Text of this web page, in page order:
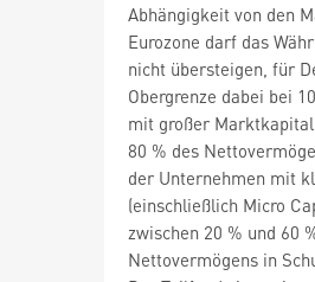
Abhängigkeit von den
Eurozone darf das
nicht übersteigen, für
Obergrenze dabei bei
mit großer
80 % des
der Unternehmen mit
(einschließlich Micro
zwischen 20 % und 60
Nettovermögens in